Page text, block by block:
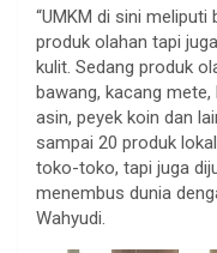
“UMKM di sini
produk olahan tapi
kulit. Sedang produk
bawang, kacang
asin, peyek koin dan
sampai 20 produk
toko-toko, tapi juga
menembus dunia
Wahyudi.